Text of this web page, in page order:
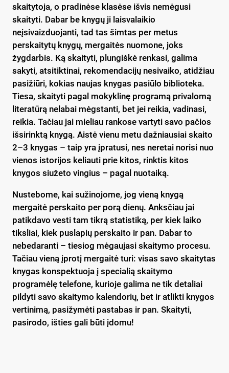
skaitytoja, o pradinėse klasėse išvis nemėgusi
skaityti. Dabar be knygų ji laisvalaikio
neįsivaizduojanti, tad tas šimtas per metus
perskaitytų knygų, mergaitės nuomone, joks
žygdarbis. Ką skaityti, plungiškė renkasi, galima
sakyti, atsitiktinai, rekomendacijų nesivaiko, atidžiau
pasižiūri, kokias naujas knygas pasiūlo biblioteka.
Tiesa, skaityti pagal mokyklinę programą privalomą
literatūrą nelabai mėgstanti, bet jei reikia, vadinasi,
reikia. Tačiau jai mieliau rankose vartyti savo pačios
išsirinktą knygą. Aistė vienu metu dažniausiai skaito
2–3 knygas – taip yra įpratusi, nes neretai norisi nuo
vienos istorijos keliauti prie kitos, rinktis kitos
knygos siužeto vingius – pagal nuotaiką.
Nustebome, kai sužinojome, jog vieną knygą
mergaitė perskaito per porą dienų. Anksčiau jai
patikdavo vesti tam tikrą statistiką, per kiek laiko
tiksliai, kiek puslapių perskaito ir pan. Dabar to
nebedaranti – tiesiog mėgaujasi skaitymo procesu.
Tačiau vieną įprotį mergaitė turi: visas savo skaitytas
knygas konspektuoja į specialią skaitymo
programėlę telefone, kurioje galima ne tik detaliai
pildyti savo skaitymo kalendorių, bet ir atlikti knygos
vertinimą, pasižymėti pastabas ir pan. Skaityti,
pasirodo, išties gali būti įdomu!